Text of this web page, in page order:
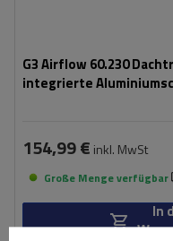
G3 Airflow 60.230
integrierte
154,99 € inkl. MwSt
Große Menge verfügbar
In